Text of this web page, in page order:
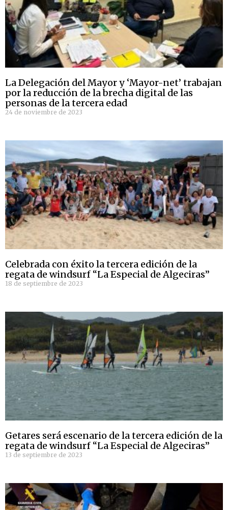
La Delegación del Mayor y ‘Mayor-net’ trabajan
por la reducción de la brecha digital de las
personas de la tercera edad
24 de noviembre de 2023
Celebrada con éxito la tercera edición de la
regata de windsurf “La Especial de Algeciras”
18 de septiembre de 2023
Getares será escenario de la tercera edición de la
regata de windsurf “La Especial de Algeciras”
13 de septiembre de 2023